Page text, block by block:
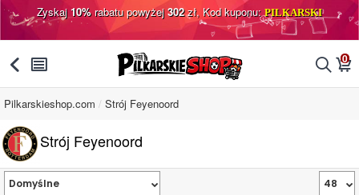
Zyskaj10%rabatu powyżej302zł, Kod kuponu:PILKARSKI
󰅯 󰂩 󰂨 0
󰃦
Pilkarskieshop.com Strój Feyenoord
Strój Feyenoord